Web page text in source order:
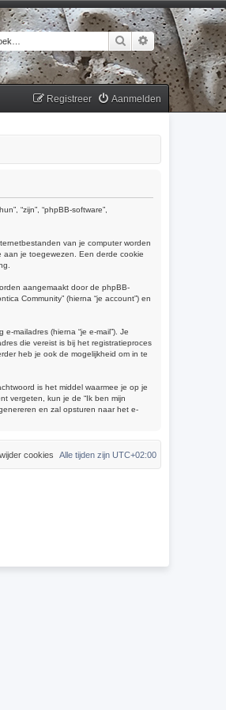
Zoek Uitgebreid
Aanmelden
Registreer
“zijn”, “phpBB-software”,
van je computer worden
aan je toegewezen. Een derde cookie
aangemaakt door de phpBB-
Community” (hierna “je account”) en
mailadres (hierna “je e-mail”). Je
die vereist is bij het registratieproces
heb je ook de mogelijkheid om in te
is het middel waarmee je op je
vergeten, kun je de “Ik ben mijn
en zal opsturen naar het e-
Alle tijden zijn UTC+02:00
cookies